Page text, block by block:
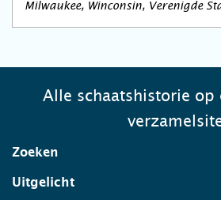
Milwaukee, Winconsin, Verenigde
Alle schaatshistorie op
Zoeken
Uitgelicht